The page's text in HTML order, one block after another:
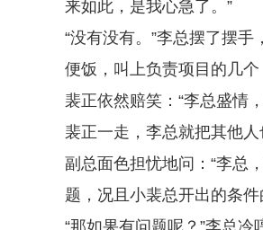
来如此，是我心急了。”
“没有没有。”李总摆了摆
便饭，叫上负责项目的几
裴正依然赔笑：“李总盛情
裴正一走，李总就把其他人
副总面色担忧地问：“李总
题，况且小裴总开出的条件
“那如果有问题呢？”李总